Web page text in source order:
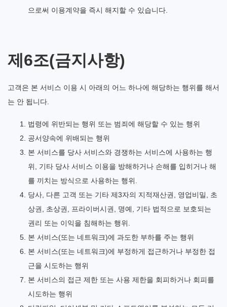
으로써 이용계약을 즉시 해지할 수 있습니다.
제6조(금지사항)
고객은 본 서비스 이용 시 아래의 어느 하나에 해당하는 행위를 해서
는 안 됩니다.
법령에 위반되는 행위 또는 범죄에 해당할 수 있는 행위
공서양속에 위배되는 행위
본 서비스를 당사 서비스와 경쟁하는 서비스에 사용하는 행
위, 기타 당사 서비스 이용을 방해하거나 손해를 입히거나 해
를 끼치는 방식으로 사용하는 행위.
당사, 다른 고객 또는 기타 제3자의 지적재산권, 영업비밀, 초
상권, 초상권, 프라이버시권, 명예, 기타 법적으로 보호되는
권리 또는 이익을 침해하는 행위.
본 서비스(또는 네트워크)에 과도한 부하를 주는 행위
본 서비스(또는 네트워크)에 부정하게 접근하거나 부정한 접
근을 시도하는 행위
본 서비스의 접근 제한 또는 사용 제한을 회피하거나 회피를
시도하는 행위